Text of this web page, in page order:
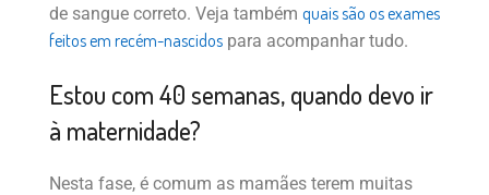
de sangue correto. Veja também quais são os exames
feitos em recém-nascidos para acompanhar tudo.
Estou com 40 semanas, quando devo ir
à maternidade?
Nesta fase, é comum as mamães terem muitas